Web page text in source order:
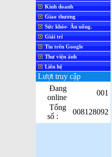
Kinh doanh
Giao thương
Sức khỏe- Ăn uống.
Giải trí
Tin trên Google
Thư viện ảnh
Liên hệ
Lượt truy cập
Đang
online
001
Tổng
số :
008128092